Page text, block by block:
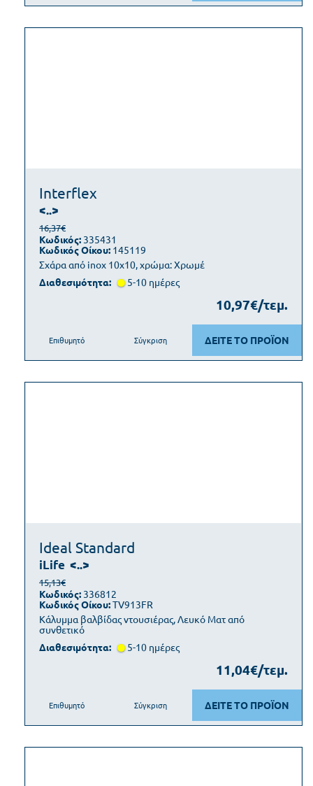
Interflex
<..>
Σχάρα από inox 10x10, χρώμα: Χρωμέ
16,37€
Κωδικός: 335431
Κωδικός Οίκου: 145119
Διαθεσιμότητα: 5-10 ημέρες
10,97€/τεμ.
ΔΕΙΤΕ ΤΟ ΠΡΟΪΟΝ
Επιθυμητό Σύγκριση
Ideal Standard
iLife <..>
Κάλυμμα βαλβίδας ντουσιέρας, Λευκό Ματ από
συνθετικό
15,13€
Κωδικός: 336812
Κωδικός Οίκου:TV913FR
Διαθεσιμότητα: 5-10 ημέρες
11,04€/τεμ.
ΔΕΙΤΕ ΤΟ ΠΡΟΪΟΝ
Επιθυμητό Σύγκριση